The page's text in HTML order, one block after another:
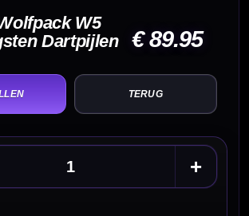
W5
Dartpijlen
€ 89.95
TERUG
+